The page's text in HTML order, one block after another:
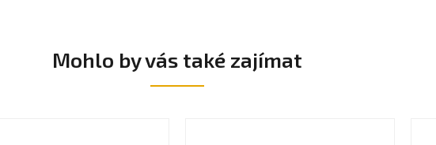
Mohlo by vás také zajímat